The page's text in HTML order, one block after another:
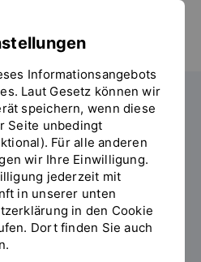
erarbeiten
in
Informationsangebots
Laut Gesetz können wir
speichern, wenn diese
Seite unbedingt
Für alle anderen
wir Ihre Einwilligung.
jederzeit mit
in unserer unten
in den Cookie
Dort finden Sie auch